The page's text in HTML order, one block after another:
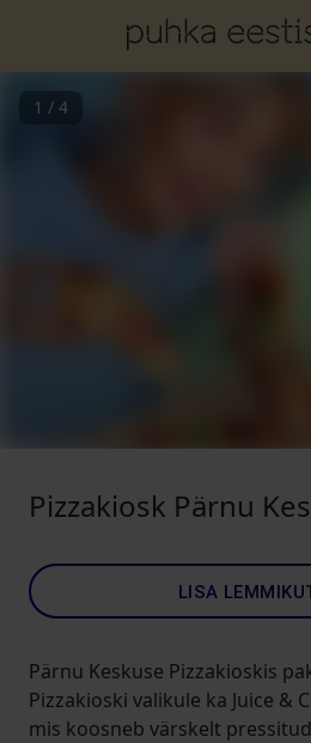
1 / 4
Pizzakiosk Pärnu
LISA
Pärnu Keskuse Pizzakioskis
Pizzakioski valikule ka Juice &
mis koosneb värskelt